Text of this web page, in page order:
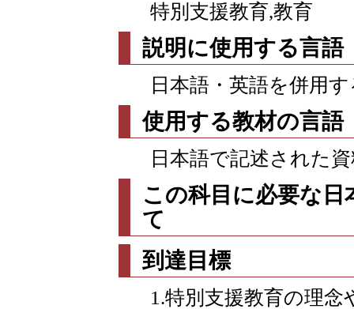
特別支援教育,教育
説明に使用する言語
日本語・英語を併用
使用する教材の言語
日本語で記述された
この科目に必要な
て
到達目標
1.特別支援教育の理